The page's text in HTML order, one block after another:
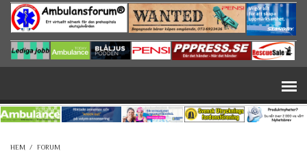
Hoppa till huvudinnehåll
HEM / FORUM